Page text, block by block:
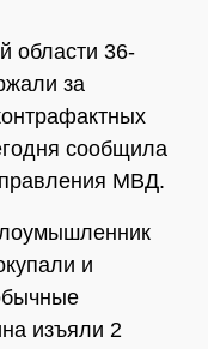
области 36-
за
сообщила
МВД.
и
изъяли 2